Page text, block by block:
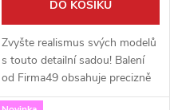
DO KOŠÍKU
Zvyšte realismus svých modelů
s touto detailní sadou! Balení
od Firma49 obsahuje precizně
zpracovaný americký 20l